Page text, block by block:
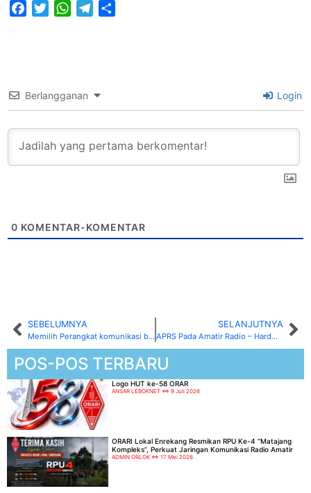
FacebookTwitterWhatsAppTelegram
Berlangganan Login
0 KOMENTAR-KOMENTAR
SEBELUMNYA
Memilih Perangkat komunikasi bagi Pemula
SELANJUTNYA
APRS Pada Amatir Radio – Hardware APRS Igate untuk APRS MESH RADIO NETWORK(bagian keempat)
POS-POS TERBARU
Logo HUT ke-58 ORAR
ANSAR LEBOKNET 9 Juli 2026
ORARI Lokal Enrekang Resmikan RPU Ke-4 “Matajang
Kompleks”, Perkuat Jaringan Komunikasi Radio Amatir
ADMIN ORLOK 17 Mei 2026